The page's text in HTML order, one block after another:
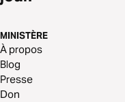
MINISTÈRE
À propos
Blog
Presse
Don